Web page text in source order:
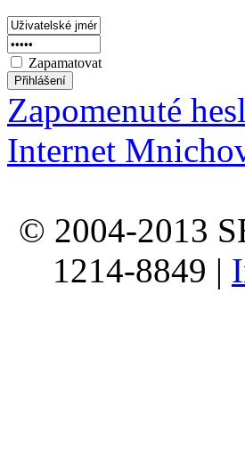
Zapamatovat
Zapomenuté
Internet
© 2004-2013
1214-8849 |